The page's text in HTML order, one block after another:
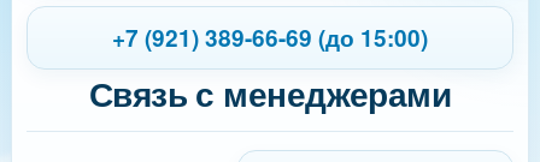
+7 (921) 389-66-69 (до 15:00)
Связь с менеджерами